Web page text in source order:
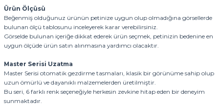
Ürün Ölçüsü
Beğenmiş olduğunuz ürünün petinize uygun olup olmadığına görsellerde
bulunan ölçü tablosunu inceleyerek karar verebilirsiniz.
Görselde bulunan içeriğe dikkat ederek ürün seçmek, petinizin bedenine en
uygun ölçüde ürün satın alınmasına yardımcı olacaktır.
Master Serisi Uzatma
Master Serisi otomatik gezdirme tasmaları, klasik bir görünüme sahip olup
uzun ömürlü ve dayanıklı malzemelerden üretilmiştir.
Bu seri, 6 farklı renk seçeneğiyle herkesin zevkine hitap eden bir deneyim
sunmaktadır.